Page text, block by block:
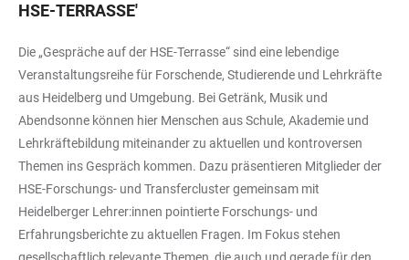
HSE-TERRASSE'
Die „Gespräche auf der HSE-Terrasse“ sind eine lebendige
Veranstaltungsreihe für Forschende, Studierende und Lehrkräfte
aus Heidelberg und Umgebung. Bei Getränk, Musik und
Abendsonne können hier Menschen aus Schule, Akademie und
Lehrkräftebildung miteinander zu aktuellen und kontroversen
Themen ins Gespräch kommen. Dazu präsentieren Mitglieder der
HSE-Forschungs- und Transfercluster gemeinsam mit
Heidelberger Lehrer:innen pointierte Forschungs- und
Erfahrungsberichte zu aktuellen Fragen. Im Fokus stehen